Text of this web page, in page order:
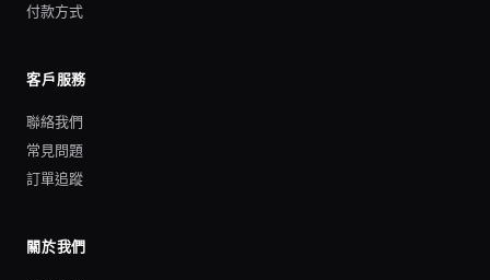
付款方式
客戶服務
聯絡我們
常見問題
訂單追蹤
關於我們